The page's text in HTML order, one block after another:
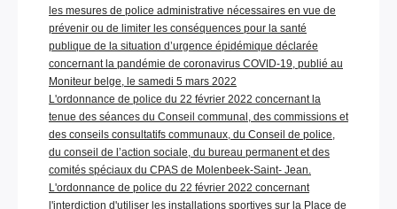
les mesures de police administrative nécessaires en vue de
prévenir ou de limiter les conséquences pour la santé
publique de la situation d’urgence épidémique déclarée
concernant la pandémie de coronavirus COVID-19, publié au
Moniteur belge, le samedi 5 mars 2022
L'ordonnance de police du 22 février 2022 concernant la
tenue des séances du Conseil communal, des commissions et
des conseils consultatifs communaux, du Conseil de police,
du conseil de l’action sociale, du bureau permanent et des
comités spéciaux du CPAS de Molenbeek-Saint- Jean.
L'ordonnance de police du 22 février 2022 concernant
l'interdiction d'utiliser les installations sportives sur la Place de